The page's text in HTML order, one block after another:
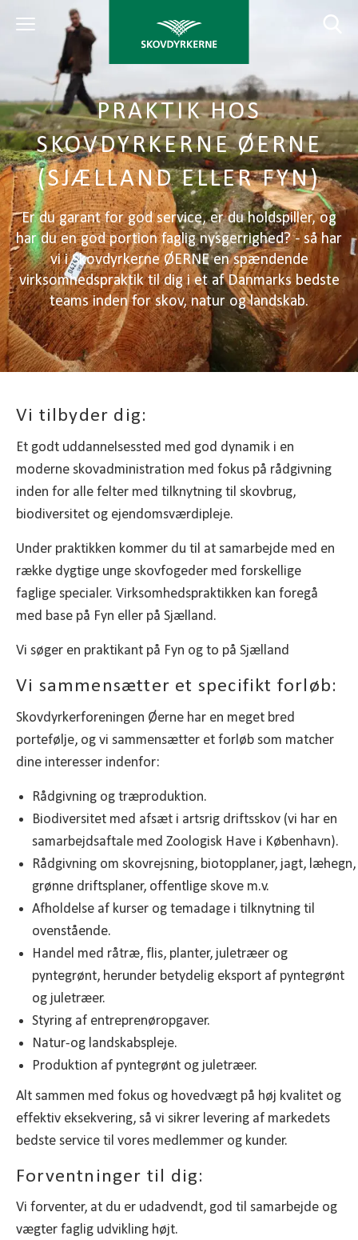
PRAKTIK HOS
SKOVDYRKERNE ØERNE
(SJÆLLAND ELLER FYN)
Er du garant for god service, er du holdspiller, og
har du en god portion faglig nysgerrighed? - så har
vi i Skovdyrkerne ØERNE en spændende
virksomhedspraktik til dig i et af Danmarks bedste
teams inden for skov, natur og landskab.
Vi tilbyder dig:
Et godt uddannelsessted med god dynamik i en
moderne skovadministration med fokus på rådgivning
inden for alle felter med tilknytning til skovbrug,
biodiversitet og ejendomsværdipleje.
Under praktikken kommer du til at samarbejde med en
række dygtige unge skovfogeder med forskellige
faglige specialer. Virksomhedspraktikken kan foregå
med base på Fyn eller på Sjælland.
Vi søger en praktikant på Fyn og to på Sjælland
Vi sammensætter et specifikt forløb:
Skovdyrkerforeningen Øerne har en meget bred
portefølje, og vi sammensætter et forløb som matcher
dine interesser indenfor:
Rådgivning og træproduktion.
Biodiversitet med afsæt i artsrig driftsskov (vi har en
samarbejdsaftale med Zoologisk Have i København).
Rådgivning om skovrejsning, biotopplaner, jagt, læhegn,
grønne driftsplaner, offentlige skove m.v.
Afholdelse af kurser og temadage i tilknytning til
ovenstående.
Handel med råtræ, flis, planter, juletræer og
pyntegrønt, herunder betydelig eksport af pyntegrønt
og juletræer.
Styring af entreprenøropgaver.
Natur-og landskabspleje.
Produktion af pyntegrønt og juletræer.
Alt sammen med fokus og hovedvægt på høj kvalitet og
effektiv eksekvering, så vi sikrer levering af markedets
bedste service til vores medlemmer og kunder.
Forventninger til dig:
Vi forventer, at du er udadvendt, god til samarbejde og
vægter faglig udvikling højt.